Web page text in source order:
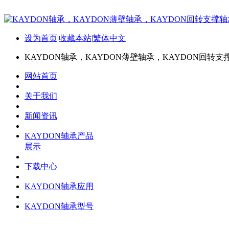
设为首页|收藏本站|繁体中文
KAYDON轴承，KAYDON薄壁轴承，KAYDON回转支
网站首页
关于我们
新闻资讯
KAYDON轴承产品
展示
下载中心
KAYDON轴承应用
KAYDON轴承型号